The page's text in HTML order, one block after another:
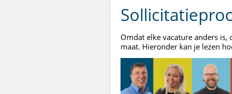
Omdat elke vacature anders
maat. Hieronder kan je lezen